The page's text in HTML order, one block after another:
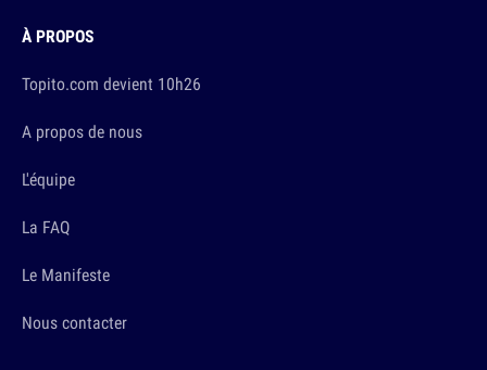
À PROPOS
Topito.com devient 10h26
A propos de nous
L'équipe
La FAQ
Le Manifeste
Nous contacter